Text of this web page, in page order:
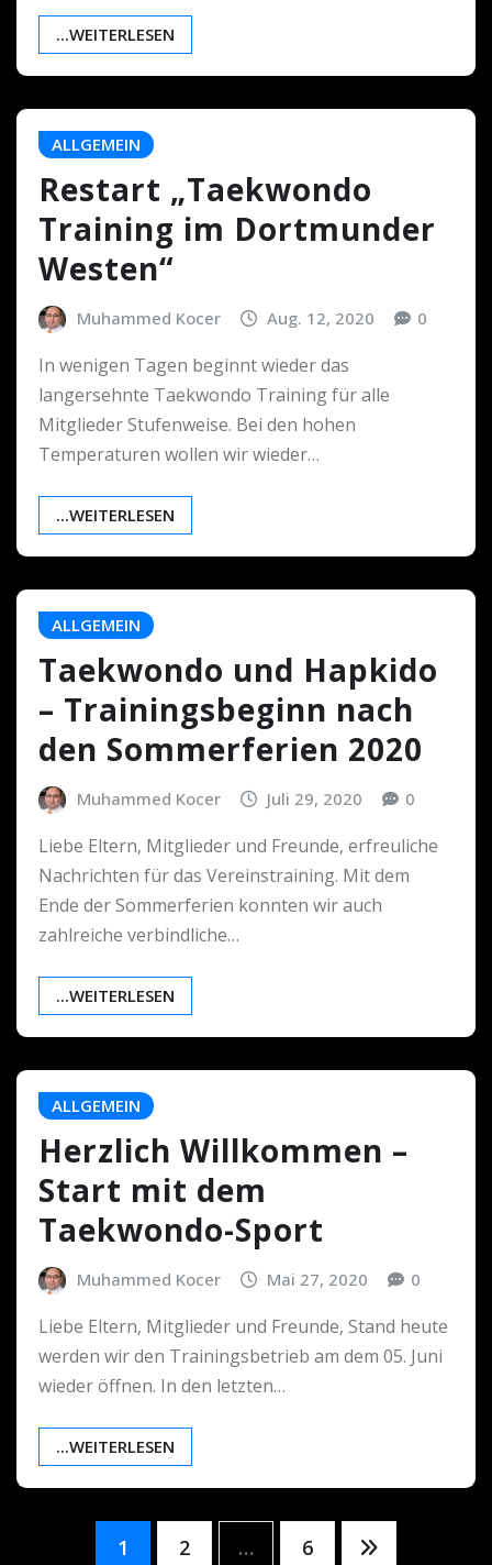
...WEITERLESEN
ALLGEMEIN
Restart „Taekwondo
Training im Dortmunder
Westen“
Muhammed Kocer Aug. 12, 2020 0
In wenigen Tagen beginnt wieder das
langersehnte Taekwondo Training für alle
Mitglieder Stufenweise. Bei den hohen
Temperaturen wollen wir wieder…
...WEITERLESEN
ALLGEMEIN
Taekwondo und Hapkido
– Trainingsbeginn nach
den Sommerferien 2020
Muhammed Kocer Juli 29, 2020 0
Liebe Eltern, Mitglieder und Freunde, erfreuliche
Nachrichten für das Vereinstraining. Mit dem
Ende der Sommerferien konnten wir auch
zahlreiche verbindliche…
...WEITERLESEN
ALLGEMEIN
Herzlich Willkommen –
Start mit dem
Taekwondo-Sport
Muhammed Kocer Mai 27, 2020 0
Liebe Eltern, Mitglieder und Freunde, Stand heute
werden wir den Trainingsbetrieb am dem 05. Juni
wieder öffnen. In den letzten…
...WEITERLESEN
Seitennummerierung
1 2 … 6